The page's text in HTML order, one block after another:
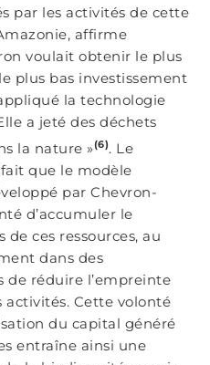
par les activités de cette
affirme
voulait obtenir le plus
plus bas investissement
la technologie
a jeté des déchets
la nature »(6). Le
que le modèle
par Chevron-
d’accumuler le
ces ressources, au
dans des
de réduire l’empreinte
Cette volonté
du capital généré
entraîne ainsi une